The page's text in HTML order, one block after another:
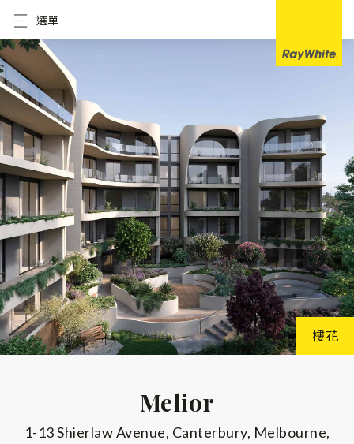
選單
樓花
Melior
1-13 Shierlaw Avenue, Canterbury, Melbourne,